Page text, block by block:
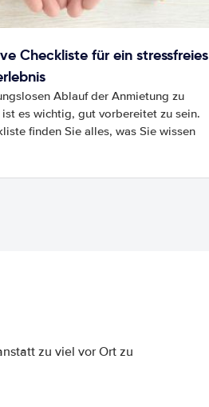
Checkliste für ein stressfreies
Ablauf der Anmietung zu
es wichtig, gut vorbereitet zu sein.
finden Sie alles, was Sie wissen
zu viel vor Ort zu